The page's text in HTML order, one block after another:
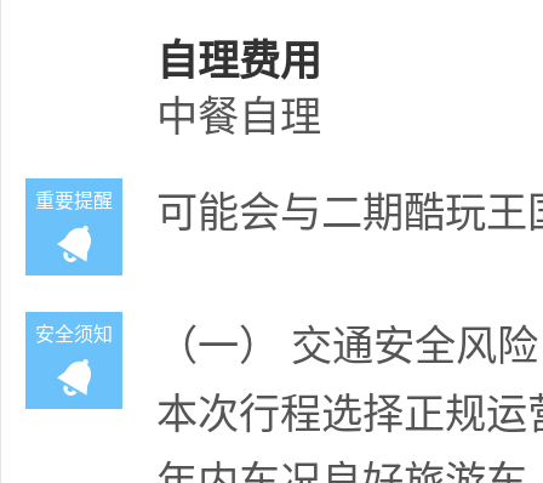
自理费用
中餐自理
重要提醒 可能会与二期酷玩王
安全须知
（一） 交通安全风险
本次行程选择正规